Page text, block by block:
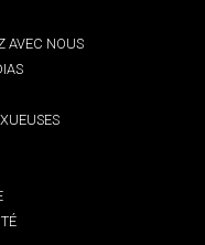
AVEC NOUS